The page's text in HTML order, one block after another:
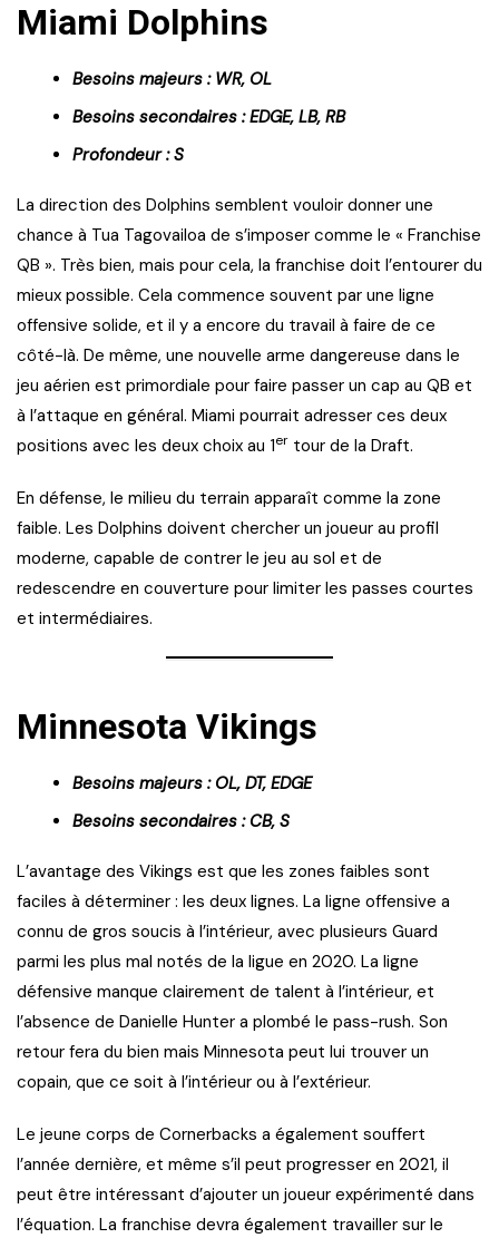
Miami Dolphins
Besoins majeurs : WR, OL
Besoins secondaires : EDGE, LB, RB
Profondeur : S
La direction des Dolphins semblent vouloir donner une
chance à Tua Tagovailoa de s’imposer comme le « Franchise
QB ». Très bien, mais pour cela, la franchise doit l’entourer du
mieux possible. Cela commence souvent par une ligne
offensive solide, et il y a encore du travail à faire de ce
côté-là. De même, une nouvelle arme dangereuse dans le
jeu aérien est primordiale pour faire passer un cap au QB et
à l’attaque en général. Miami pourrait adresser ces deux
positions avec les deux choix au 1er tour de la Draft.
En défense, le milieu du terrain apparaît comme la zone
faible. Les Dolphins doivent chercher un joueur au profil
moderne, capable de contrer le jeu au sol et de
redescendre en couverture pour limiter les passes courtes
et intermédiaires.
Minnesota Vikings
Besoins majeurs : OL, DT, EDGE
Besoins secondaires : CB, S
L’avantage des Vikings est que les zones faibles sont
faciles à déterminer : les deux lignes. La ligne offensive a
connu de gros soucis à l’intérieur, avec plusieurs Guard
parmi les plus mal notés de la ligue en 2020. La ligne
défensive manque clairement de talent à l’intérieur, et
l’absence de Danielle Hunter a plombé le pass-rush. Son
retour fera du bien mais Minnesota peut lui trouver un
copain, que ce soit à l’intérieur ou à l’extérieur.
Le jeune corps de Cornerbacks a également souffert
l’année dernière, et même s’il peut progresser en 2021, il
peut être intéressant d’ajouter un joueur expérimenté dans
l’équation. La franchise devra également travailler sur le